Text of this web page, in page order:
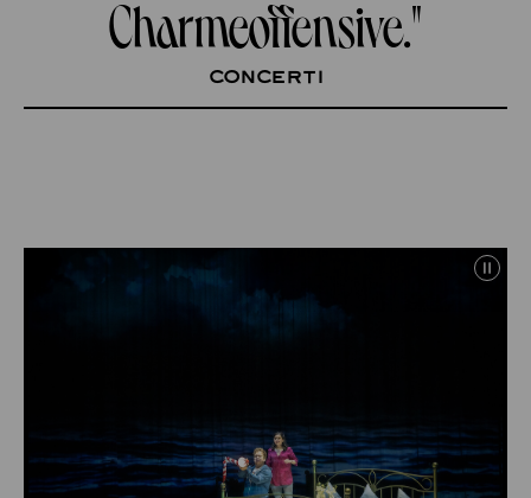
Charmeoffensive."
concerti